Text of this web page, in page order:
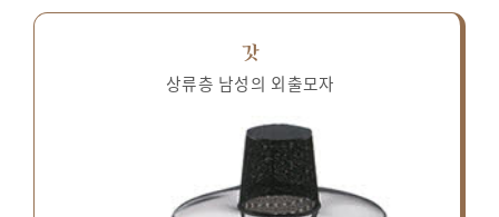
갓
상류층 남성의 외출모자